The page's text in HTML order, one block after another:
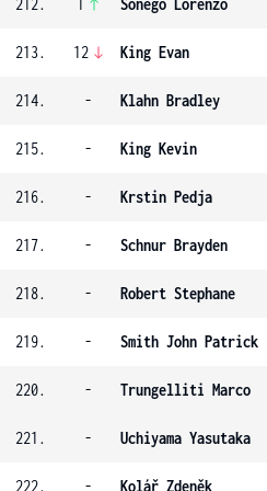
212. Sonego Lorenzo
213. 12 King Evan
214. - Klahn Bradley
215. - King Kevin
216. - Krstin Pedja
217. - Schnur Brayden
218. - Robert Stephane
219. - Smith John Patrick
220. - Trungelliti Marco
221. - Uchiyama Yasutaka
222. - Kolář Zdeněk